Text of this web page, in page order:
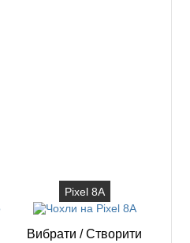
Pixel 8A
Вибрати / Створити